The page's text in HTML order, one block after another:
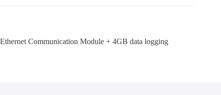
Ethernet Communication Module + 4GB data logging